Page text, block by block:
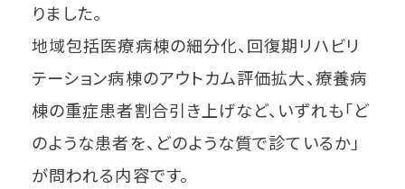
りました。
地域包括医療病棟の細分化、回復期リハビリ
テーション病棟のアウトカム評価拡大、療養病
棟の重症患者割合引き上げなど、いずれも「ど
のような患者を、どのような質で診ているか」
が問われる内容です。